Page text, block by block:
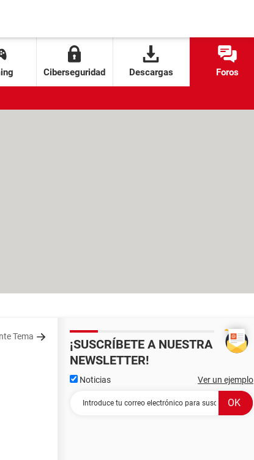
Ciberseguridad Descargas Foros
Tema
¡SUSCRÍBETE A NUESTRA
NEWSLETTER!
Noticias Ver un ejemplo